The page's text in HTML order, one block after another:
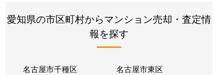
愛知県の市区町村からマンション売却・査定情
報を探す
名古屋市千種区 名古屋市東区